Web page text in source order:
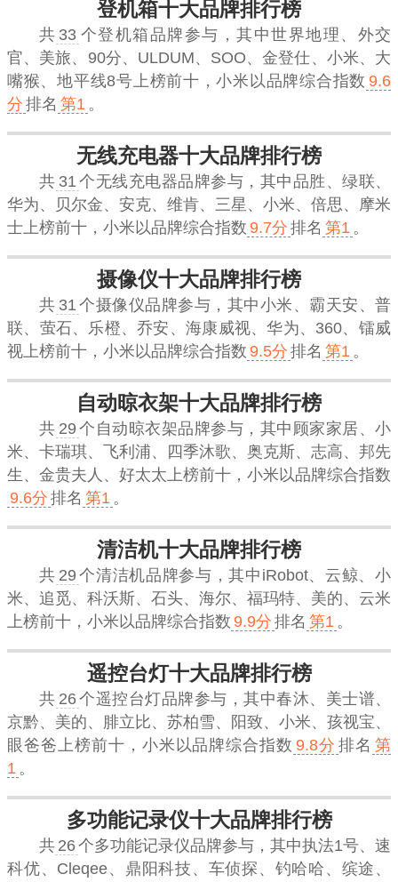
登机箱十大品牌排行榜
共 33 个登机箱品牌参与，其中世界地理、外交
官、美旅、90分、ULDUM、SOO、金登仕、小米、大
嘴猴、地平线8号上榜前十，小米 以品牌综合指数 9.6
分 排名 第1 。
无线充电器十大品牌排行榜
共 31 个无线充电器品牌参与，其中品胜、绿联、
华为、贝尔金、安克、维肯、三星、小米、倍思、摩米
士上榜前十， 小米 以品牌综合指数 9.7分 排名 第1 。
摄像仪十大品牌排行榜
共 31 个摄像仪品牌参与，其中小米、霸天安、普
联、萤石、乐橙、乔安、海康威视、华为、360、镭威
视上榜前十， 小米 以品牌综合指数 9.5分 排名 第1 。
自动晾衣架十大品牌排行榜
共 29 个自动晾衣架品牌参与，其中顾家家居、小
米、卡瑞琪、飞利浦、四季沐歌、奥克斯、志高、邦先
生、金贵夫人、好太太上榜前十， 小米 以品牌综合指数
9.6分 排名 第1 。
清洁机十大品牌排行榜
共 29 个清洁机品牌参与，其中iRobot、云鲸、小
米、追觅、科沃斯、石头、海尔、福玛特、美的、云米
上榜前十， 小米 以品牌综合指数 9.9分 排名 第1 。
遥控台灯十大品牌排行榜
共 26个遥控台灯品牌参与，其中春沐、美士谱、
京黔、美的、腓立比、苏柏雪、阳致、小米、孩视宝、
眼爸爸上榜前十， 小米 以品牌综合指数 9.8分 排名 第
1 。
多功能记录仪十大品牌排行榜
共 26个多功能记录仪品牌参与，其中执法1号、速
科优、Cleqee、鼎阳科技、车侦探、钓哈哈、缤途、